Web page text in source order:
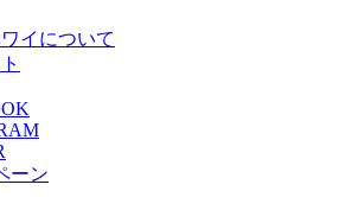
イについて
ーン